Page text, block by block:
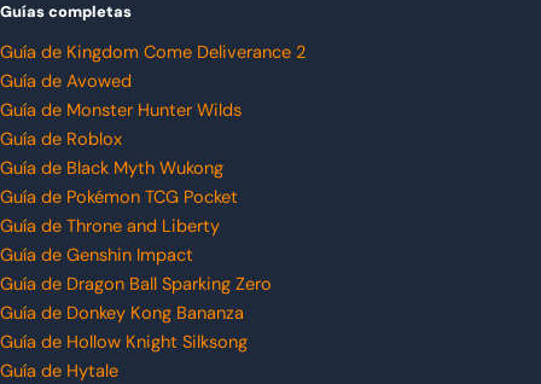
Guías completas
Guía de Kingdom Come Deliverance 2
Guía de Avowed
Guía de Monster Hunter Wilds
Guía de Roblox
Guía de Black Myth Wukong
Guía de Pokémon TCG Pocket
Guía de Throne and Liberty
Guía de Genshin Impact
Guía de Dragon Ball Sparking Zero
Guía de Donkey Kong Bananza
Guía de Hollow Knight Silksong
Guía de Hytale